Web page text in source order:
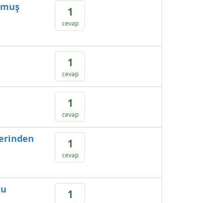
1
cevap
1
cevap
1
cevap
1
cevap
1